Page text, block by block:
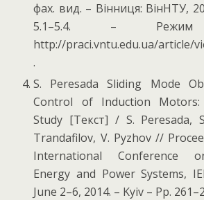
фах. вид. – Вінниця: ВінНТУ,
5.1–5.4. – Режим
http://praci.vntu.edu.ua/article/
.
S. Peresada Sliding Mode
Control of Induction Motors:
Study [Текст] / S. Peresada,
Trandafilov, V. Pyzhov //
International Conference
Energy and Power Systems,
June 2–6, 2014. – Kyiv – Pp.